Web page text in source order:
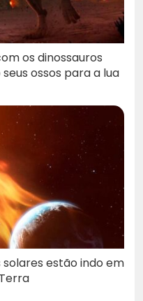
os dinossauros
ossos para a lua
solares estão indo em